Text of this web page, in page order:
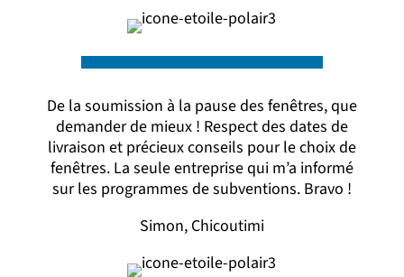
De la soumission à la pause des fenêtres, que
demander de mieux ! Respect des dates de
livraison et précieux conseils pour le choix de
fenêtres. La seule entreprise qui m’a informé
sur les programmes de subventions. Bravo !
Simon, Chicoutimi